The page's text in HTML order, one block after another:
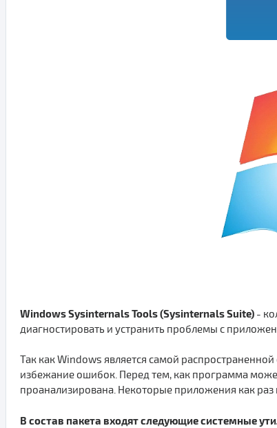
Windows Sysinternals Tools (Sysinternals Suite) -
диагностировать и устранить проблемы с
Так как Windows является самой
избежание ошибок. Перед тем, как программа
проанализирована. Некоторые приложения как
В состав пакета входят следующие системные